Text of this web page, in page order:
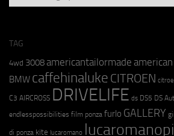
MARCA
TAG
4wd 3008americantailormade
BMW caffehinaluke CITROEN
C3 AIRCROSS DRIVELIFE ds DS5 DS
endlesspossibilities film ponza furlo GALLERY
di ponza kite lucaromano